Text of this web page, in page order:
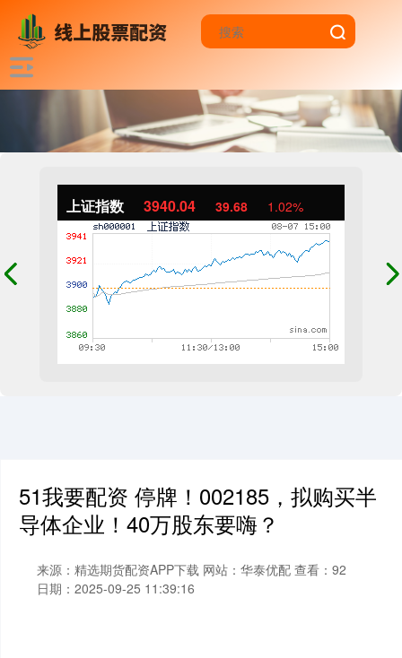
上证指数 3940.04 39.68 1.02%
51我要配资 停牌！002185，拟购买半
导体企业！40万股东要嗨？
来源：精选期货配资APP下载 网站：华泰优配 查看：92
日期：2025-09-25 11:39:16